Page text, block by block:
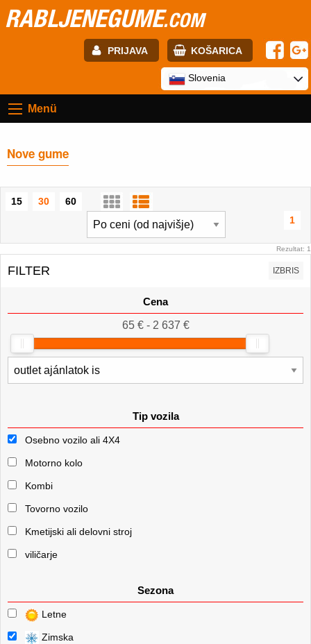
RABLJENEGUME.COM
PRIJAVA KOŠARICA
Geslo:
Slovenia
Menü
Nove gume
15 30
60
1
Rezultat: 1
FILTER IZBRIS
Cena
65 € - 2 637 €
Tip vozila
Osebno vozilo ali 4X4
Motorno kolo
Kombi
Tovorno vozilo
Kmetijski ali delovni stroj
viličarje
Sezona
Letne
Zimska